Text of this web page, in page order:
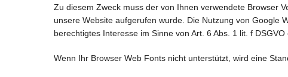
Zu diesem Zweck muss der von Ihnen verwendete Browser
unsere Website aufgerufen wurde. Die Nutzung von Google
berechtigtes Interesse im Sinne von Art. 6 Abs. 1 lit. f DSGVO
Wenn Ihr Browser Web Fonts nicht unterstützt, wird eine